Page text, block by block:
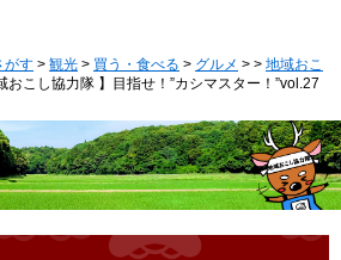
がす > 観光 > 買う・食べる > グルメ > > 地域おこ
おこし協力隊 】目指せ！”カシマスター！”vol.27